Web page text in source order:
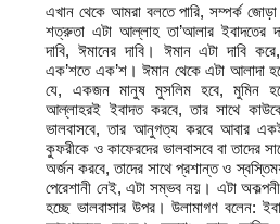
এখান থেকে আমরা বলতে পারি, সম্পর্ক
শত্রুতা এটা আল্লাহ তা’আলার ইবাদতের
দাবি, ঈমানের দাবি। ঈমান এটা দাবি
এক’শতে এক’শ। ঈমান থেকে এটা আলাদা
যে, একজন মানুষ মুসলিম হবে, মুমিন
আল্লাহরই ইবাদত করবে, তার সাথে
ভালবাসবে, তার আনুগত্য করবে আবার
কুফরীকে ও কাফেরদের ভালবাসবে বা তাদের
অর্জন করবে, তাদের সাথে প্রশান্ত ও
পেরেশানী নেই, এটা সম্ভব নয়। এটা
হচ্ছে ভালবাসার উপর। উলামাগণ বলেন: